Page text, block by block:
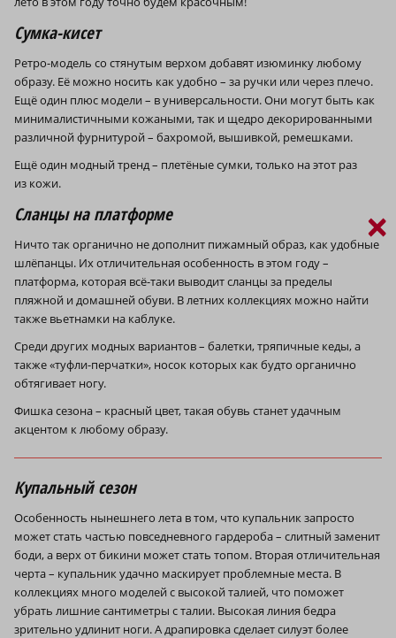
Сумка-кисет
Ретро-модель со стянутым верхом добавят изюминку любому
образу. Её можно носить как удобно – за ручки или через плечо.
Ещё один плюс модели – в универсальности. Они могут быть как
минималистичными кожаными, так и щедро декорированными
различной фурнитурой – бахромой, вышивкой, ремешками.
Ещё один модный тренд – плетёные сумки, только на этот раз
из кожи.
Сланцы на платформе
Ничто так органично не дополнит пижамный образ, как удобные
шлёпанцы. Их отличительная особенность в этом году –
платформа, которая всё-таки выводит сланцы за пределы
пляжной и домашней обуви. В летних коллекциях можно найти
также вьетнамки на каблуке.
Среди других модных вариантов – балетки, тряпичные кеды, а
также «туфли-перчатки», носок которых как будто органично
обтягивает ногу.
Фишка сезона – красный цвет, такая обувь станет удачным
акцентом к любому образу.
Купальный сезон
Особенность нынешнего лета в том, что купальник запросто
может стать частью повседневного гардероба – слитный заменит
боди, а верх от бикини может стать топом. Вторая отличительная
черта – купальник удачно маскирует проблемные места. В
коллекциях много моделей с высокой талией, что поможет
убрать лишние сантиметры с талии. Высокая линия бедра
зрительно удлинит ноги. А драпировка сделает силуэт более
×